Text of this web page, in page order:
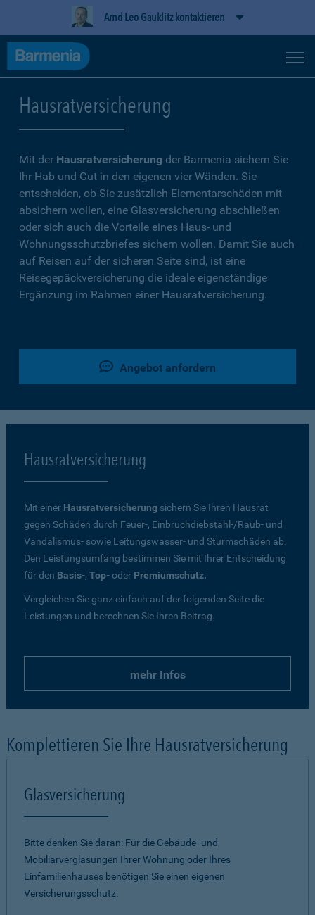
Arnd Leo Gauklitz kontaktieren
Hausratversicherung
Mit der Hausratversicherung der Barmenia sichern Sie
Ihr Hab und Gut in den eigenen vier Wänden. Sie
entscheiden, ob Sie zusätzlich Elementarschäden mit
absichern wollen, eine Glasversicherung abschließen
oder sich auch die Vorteile eines Haus- und
Wohnungsschutzbriefes sichern wollen. Damit Sie auch
auf Reisen auf der sicheren Seite sind, ist eine
Reisegepäckversicherung die ideale eigenständige
Ergänzung im Rahmen einer Hausratversicherung.
Angebot anfordern
Hausratversicherung
Mit einer Hausratversicherung sichern Sie Ihren Hausrat
gegen Schäden durch Feuer-, Einbruchdiebstahl-/Raub- und
Vandalismus- sowie Leitungswasser- und Sturmschäden ab.
Den Leistungsumfang bestimmen Sie mit Ihrer Entscheidung
für den Basis-, Top-oder Premiumschutz.
Vergleichen Sie ganz einfach auf der folgenden Seite die
Leistungen und berechnen Sie Ihren Beitrag.
mehr Infos
Komplettieren Sie Ihre Hausratversicherung
Glasversicherung
Bitte denken Sie daran: Für die Gebäude- und
Mobiliarverglasungen Ihrer Wohnung oder Ihres
Einfamilienhauses benötigen Sie einen eigenen
Versicherungsschutz.